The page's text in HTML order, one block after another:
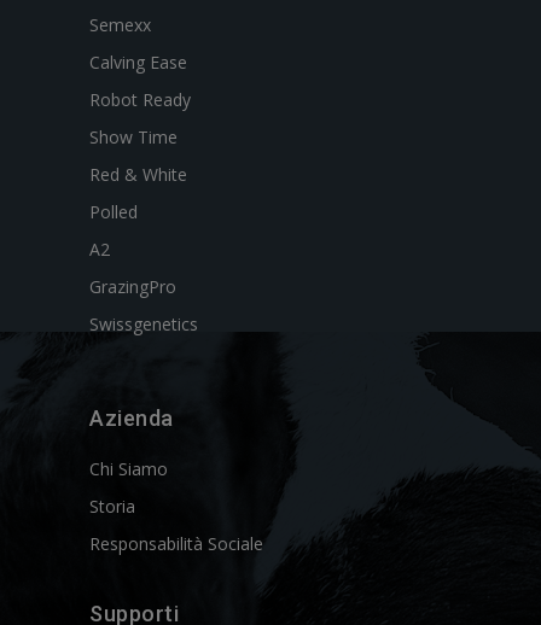
Semexx
Calving Ease
Robot Ready
Show Time
Red & White
Polled
A2
GrazingPro
Swissgenetics
Azienda
Chi Siamo
Storia
Responsabilità Sociale
Supporti